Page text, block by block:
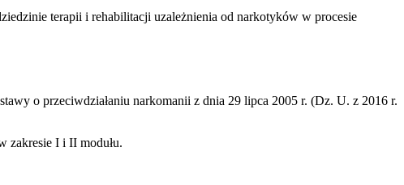
terapii i rehabilitacji uzależnienia od narkotyków w procesie
o przeciwdziałaniu narkomanii z dnia 29 lipca 2005 r. (Dz. U. z 2016 r.
zakresie I i II modułu.